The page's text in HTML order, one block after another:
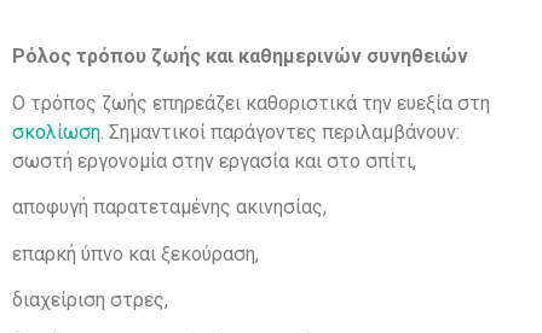
Ρόλος τρόπου ζωής και καθημερινών συνηθειών
Ο τρόπος ζωής επηρεάζει καθοριστικά την ευεξία στη
σκολίωση . Σημαντικοί παράγοντες περιλαμβάνουν:
σωστή εργονομία στην εργασία και στο σπίτι,
αποφυγή παρατεταμένης ακινησίας,
επαρκή ύπνο και ξεκούραση,
διαχείριση στρες,